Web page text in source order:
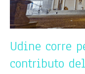
Udine corre
contributo
Staffetta
Telethon
2025